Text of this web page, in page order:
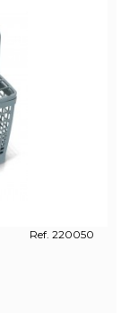
Ref. 220050